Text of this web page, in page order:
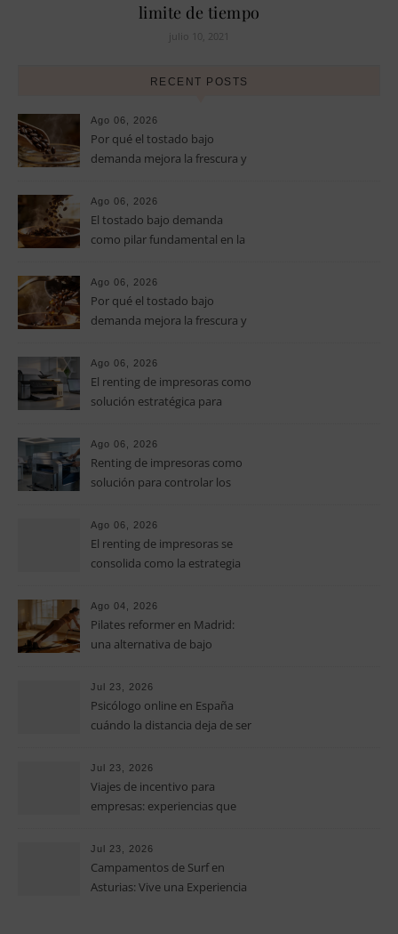
limite de tiempo
julio 10, 2021
RECENT POSTS
Ago 06, 2026
Por qué el tostado bajo
demanda mejora la frescura y
especialidad
Ago 06, 2026
El tostado bajo demanda
como pilar fundamental en la
Ago 06, 2026
Por qué el tostado bajo
demanda mejora la frescura y
especialidad
Ago 06, 2026
El renting de impresoras como
solución estratégica para
pymes
Ago 06, 2026
Renting de impresoras como
solución para controlar los
pymes
Ago 06, 2026
El renting de impresoras se
consolida como la estrategia
operativos en las pequeñas y
medianas empresas
Ago 04, 2026
Pilates reformer en Madrid:
una alternativa de bajo
fuerza y movilidad
Jul 23, 2026
Psicólogo online en España
cuándo la distancia deja de ser
terapia
Jul 23, 2026
Viajes de incentivo para
empresas: experiencias que
la oficina
Jul 23, 2026
Campamentos de Surf en
Asturias: Vive una Experiencia